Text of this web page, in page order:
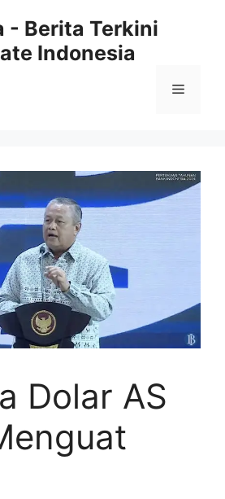
- Berita Terkini
Indonesia
Menu
Dolar AS